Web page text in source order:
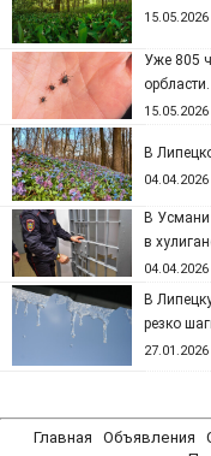
15.05.2026
Уже 805
орбласти.
15.05.2026
В
04.04.2026
В Усмани
в
04.04.2026
В
резко
27.01.2026
Главная Объявления